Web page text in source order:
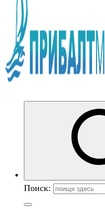
Поиск: